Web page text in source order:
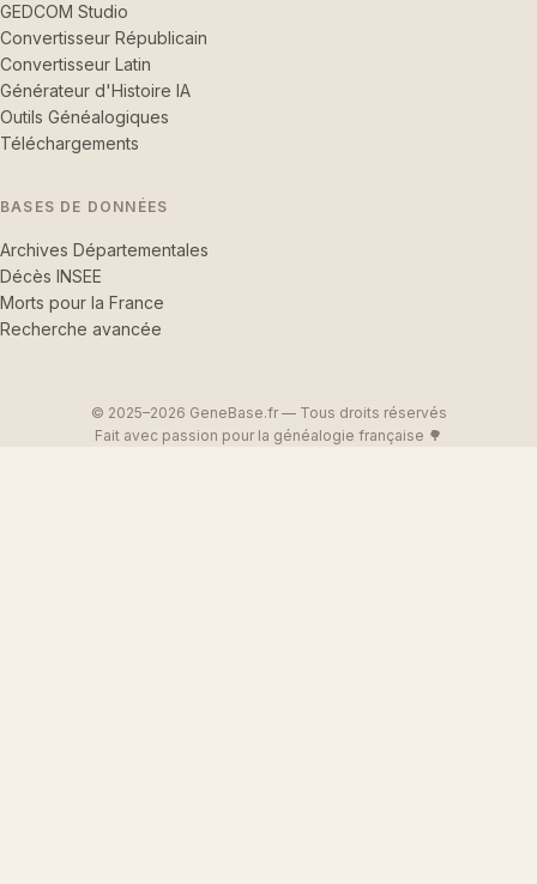
GEDCOM Studio
Convertisseur Républicain
Convertisseur Latin
Générateur d'Histoire IA
Outils Généalogiques
Téléchargements
BASES DE DONNÉES
Archives Départementales
Décès INSEE
Morts pour la France
Recherche avancée
© 2025–2026 GeneBase.fr — Tous droits réservés
Fait avec passion pour la généalogie française 🌳